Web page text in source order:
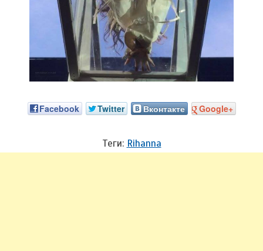
Facebook Twitter Вконтакте Google+
Теги: Rihanna